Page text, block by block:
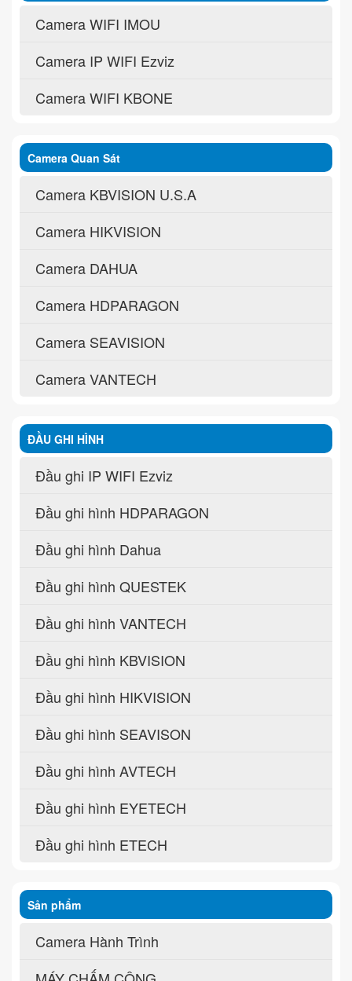
Camera WIFI IMOU
Camera IP WIFI Ezviz
Camera WIFI KBONE
Camera Quan Sát
Camera KBVISION U.S.A
Camera HIKVISION
Camera DAHUA
Camera HDPARAGON
Camera SEAVISION
Camera VANTECH
ĐẦU GHI HÌNH
Đầu ghi IP WIFI Ezviz
Đầu ghi hình HDPARAGON
Đầu ghi hình Dahua
Đầu ghi hình QUESTEK
Đầu ghi hình VANTECH
Đầu ghi hình KBVISION
Đầu ghi hình HIKVISION
Đầu ghi hình SEAVISON
Đầu ghi hình AVTECH
Đầu ghi hình EYETECH
Đầu ghi hình ETECH
Sản phẩm
Camera Hành Trình